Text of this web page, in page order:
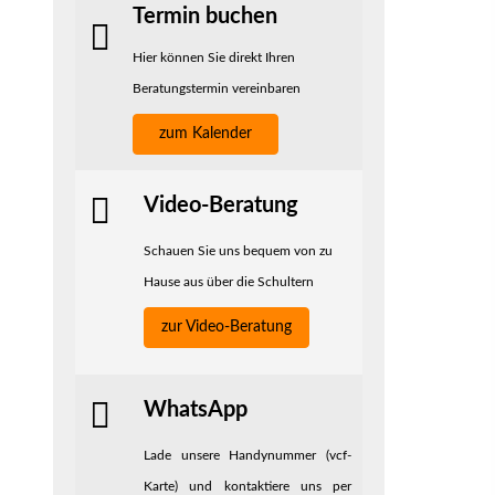
Termin buchen
Hier können Sie direkt Ihren
Beratungstermin vereinbaren
zum Kalender
Video-Beratung
Schauen Sie uns bequem von zu
Hause aus über die Schultern
zur Video-Beratung
WhatsApp
Lade unsere Handynummer (vcf-
Karte) und kontaktiere uns per